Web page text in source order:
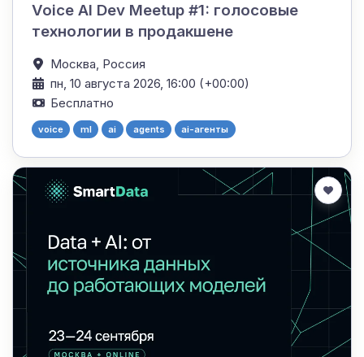
Voice AI Dev Meetup #1: голосовые
технологии в продакшене
Москва, Россия
пн, 10 августа 2026, 16:00 (+00:00)
Бесплатно
voice ml ai agents ai-агенты